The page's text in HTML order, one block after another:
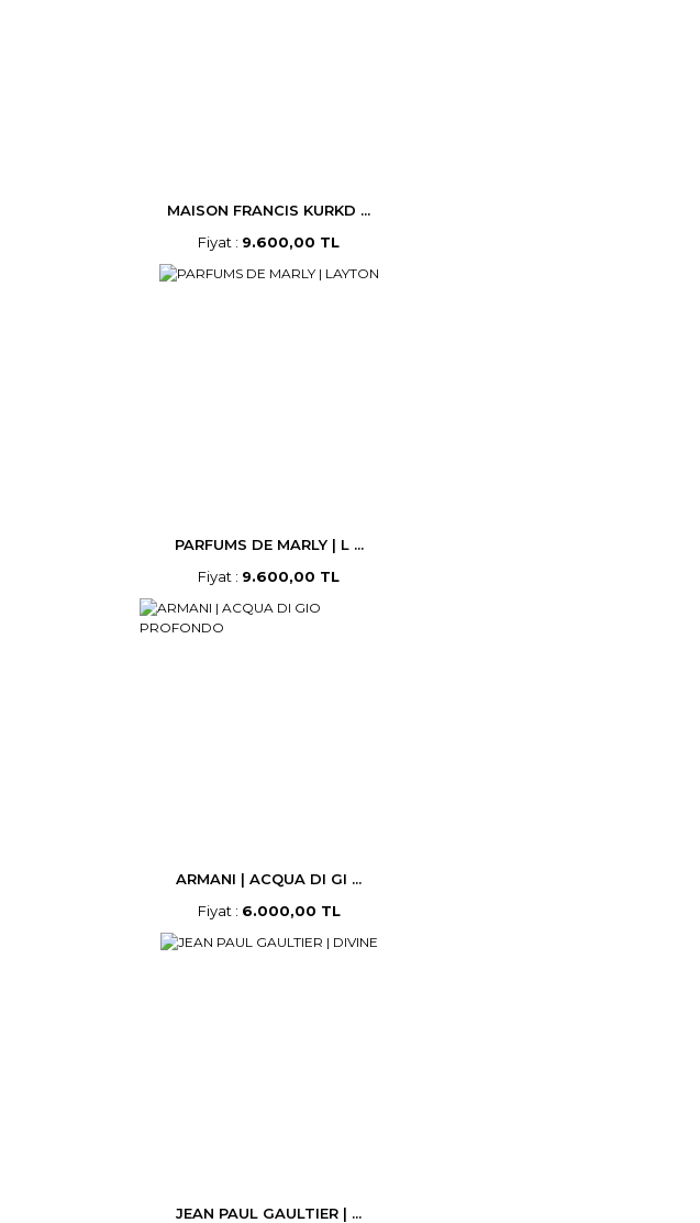
MAISON FRANCIS KURKD ...
Fiyat : 9.600,00 TL
PARFUMS DE MARLY | L ...
Fiyat : 9.600,00 TL
ARMANI | ACQUA DI GI ...
Fiyat : 6.000,00 TL
JEAN PAUL GAULTIER | ...